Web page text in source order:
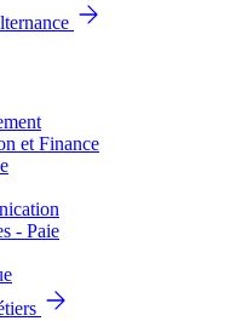
et Finance
- Paie